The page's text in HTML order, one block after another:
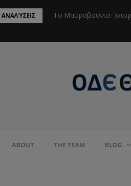
από το Το Μαυροβούνιο:
ABOUT THE TEAM BLOG